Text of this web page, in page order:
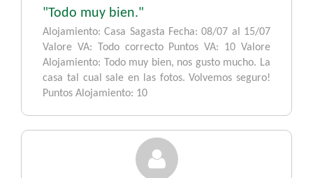
"Todo muy bien."
Alojamiento: Casa Sagasta Fecha: 08/07 al 15/07
Valore VA: Todo correcto Puntos VA: 10 Valore
Alojamiento: Todo muy bien, nos gusto mucho. La
casa tal cual sale en las fotos. Volvemos seguro!
Puntos Alojamiento: 10